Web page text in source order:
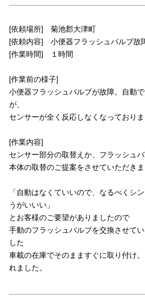
[依頼場所] 菊池郡大津町
[依頼内容] 小便器フラッシュバルブ故
[作業時間] １時間
[作業前の様子]
小便器フラッシュバルブが故障。自動
が、
センサーが全く反応しなくなっており
[作業内容]
センサー部分の取替えか、フラッシュ
本体の取替のご提案をさせていただきま
「自動はなくていいので、なるべくシ
うがいいい」
とお客様のご要望がありましたので
手動のフラッシュバルブを交換させて
した
車載の在庫でそのまますぐに取り付け
れました。